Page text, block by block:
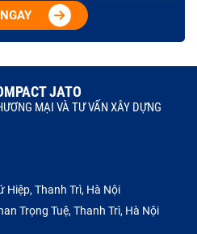
JATO
MẠI VÀ TƯ VẤN XÂY DỰNG
Hiệp, Thanh Trì, Hà Nội
Trọng Tuệ, Thanh Trì, Hà Nội